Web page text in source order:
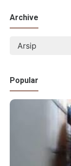
Archive
Popular